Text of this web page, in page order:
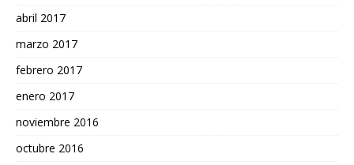
abril 2017
marzo 2017
febrero 2017
enero 2017
noviembre 2016
octubre 2016